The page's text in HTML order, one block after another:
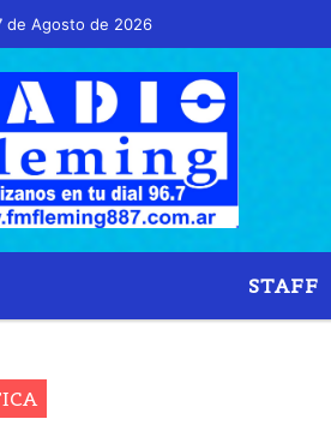
de Agosto de 2026
es Viernes 7 de Agosto de 2026 y son
STAFF